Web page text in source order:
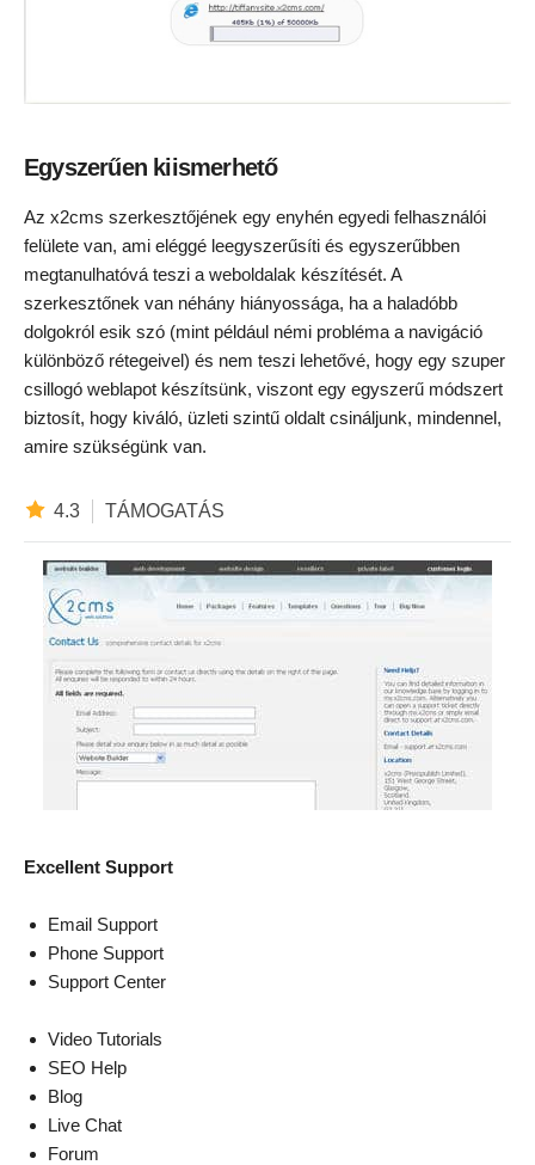
Egyszerűen kiismerhető
Az x2cms szerkesztőjének egy enyhén egyedi felhasználói
felülete van, ami eléggé leegyszerűsíti és egyszerűbben
megtanulhatóvá teszi a weboldalak készítését. A
szerkesztőnek van néhány hiányossága, ha a haladóbb
dolgokról esik szó (mint például némi probléma a navigáció
különböző rétegeivel) és nem teszi lehetővé, hogy egy szuper
csillogó weblapot készítsünk, viszont egy egyszerű módszert
biztosít, hogy kiváló, üzleti szintű oldalt csináljunk, mindennel,
amire szükségünk van.
4.3 TÁMOGATÁS
Excellent Support
Email Support
Phone Support
Support Center
Video Tutorials
SEO Help
Blog
Live Chat
Forum